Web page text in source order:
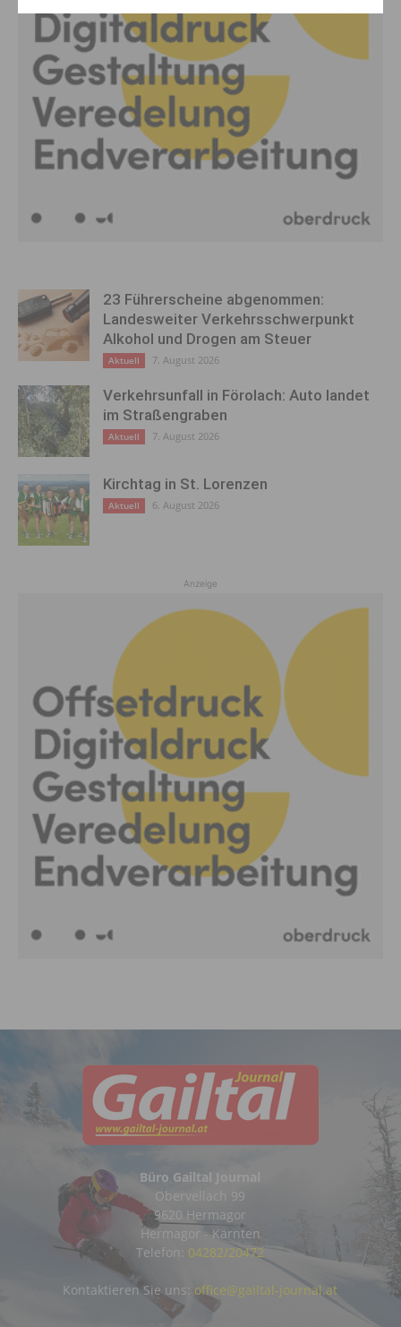
23 Führerscheine abgenommen:
Landesweiter Verkehrsschwerpunkt
Alkohol und Drogen am Steuer
Aktuell 7. August 2026
Verkehrsunfall in Förolach: Auto landet
im Straßengraben
Aktuell 7. August 2026
Kirchtag in St. Lorenzen
Aktuell 6. August 2026
Anzeige
Büro Gailtal Journal
Obervellach 99
9620 Hermagor
Hermagor - Kärnten
Telefon: 04282/20472
Kontaktieren Sie uns: office@gailtal-journal.at